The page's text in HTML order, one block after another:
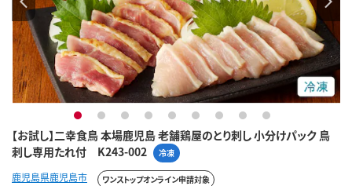
【お試し】二幸食鳥 本場鹿児島 老舗鶏屋のとり刺し 小分けパック 鳥
刺し専用たれ付 K243-002
冷凍
1 2 3 4 5 6 7 8 9
鹿児島県鹿児島市 ワンストップオンライン申請対象